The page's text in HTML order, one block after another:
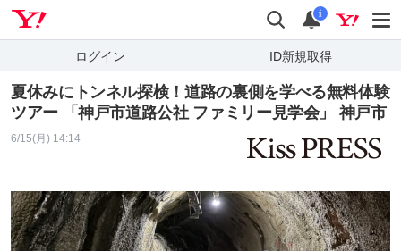
検索 通知
i
ログイン ID新規取得
夏休みにトンネル探検！道路の裏側を学べる無料体験
ツアー 「神戸市道路公社 ファミリー見学会」 神戸市
6/15(月) 14:14